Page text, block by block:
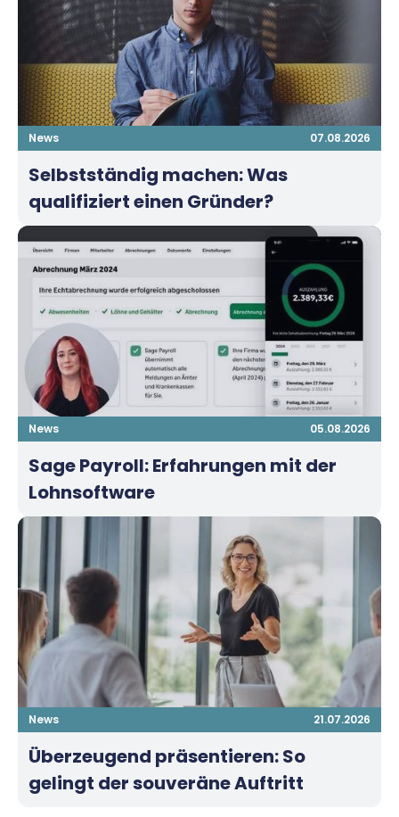
07.08.2026
News
Selbstständig machen: Was
qualifiziert einen Gründer?
05.08.2026
News
Sage Payroll: Erfahrungen mit der
Lohnsoftware
21.07.2026
News
Überzeugend präsentieren: So
gelingt der souveräne Auftritt